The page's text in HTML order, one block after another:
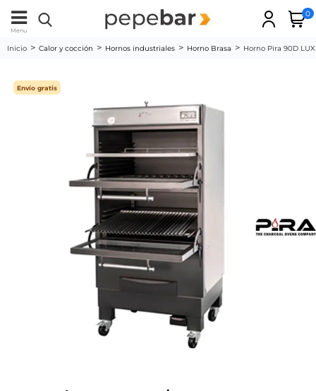
Menu
0
Inicio Calor y cocción Hornos industriales Horno Brasa Horno Pira 90D
Envío gratis